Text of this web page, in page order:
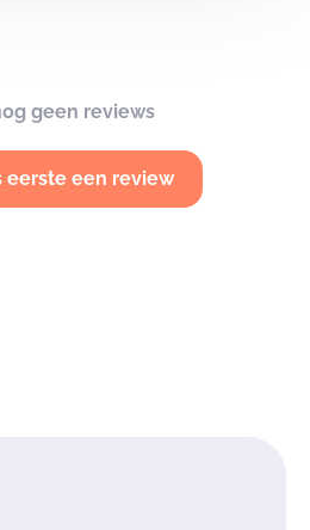
geen reviews
eerste een review